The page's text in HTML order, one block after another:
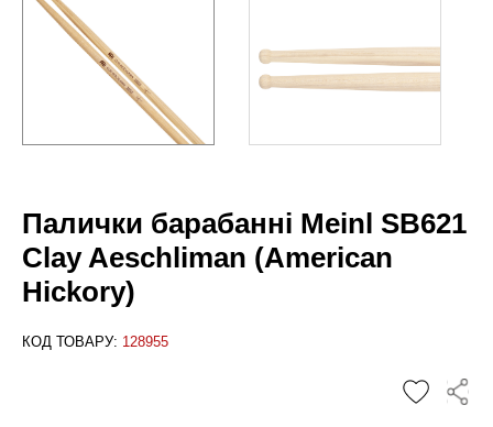
Палички барабанні Meinl SB621
Clay Aeschliman (American
Hickory)
КОД ТОВАРУ: 128955